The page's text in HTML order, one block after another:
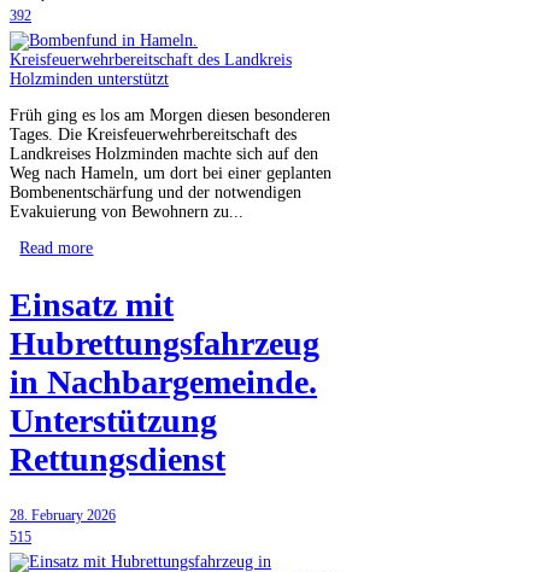
392
Früh ging es los am Morgen diesen besonderen
Tages. Die Kreisfeuerwehrbereitschaft des
Landkreises Holzminden machte sich auf den
Weg nach Hameln, um dort bei einer geplanten
Bombenentschärfung und der notwendigen
Evakuierung von Bewohnern zu...
Read more
Einsatz mit
Hubrettungsfahrzeug
in Nachbargemeinde.
Unterstützung
Rettungsdienst
28. February 2026
515